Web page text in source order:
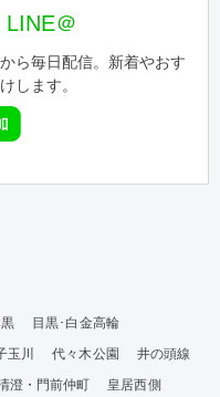
＠
ら毎日配信。新着やおす
します。
目黒･白金高輪
玉川 代々木公園
井の頭線
澄・門前仲町
皇居西側